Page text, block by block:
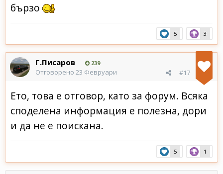
бързо
5 3
Г.Писаров 239
#17
Отговорено 23 Февруари
Ето, това е отговор, като за форум. Всяка
споделена информация е полезна, дори
и да не е поискана.
5 1